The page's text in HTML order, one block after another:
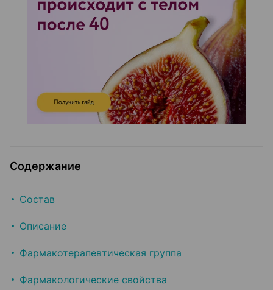
Содержание
Состав
Описание
Фармакотерапевтическая группа
Фармакологические свойства